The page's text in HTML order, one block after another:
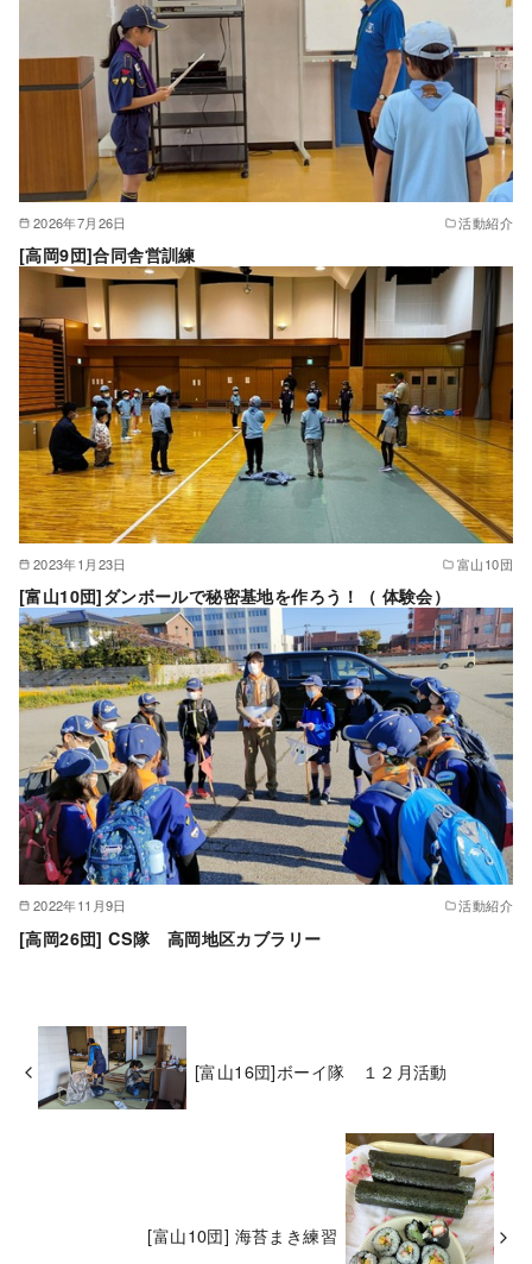
2026年7月26日 活動紹介
[高岡9団]合同舎営訓練
2023年1月23日 富山10団
[富山10団]ダンボールで秘密基地を作ろう！（ 体験会）
2022年11月9日 活動紹介
[高岡26団] CS隊 高岡地区カブラリー
[富山16団]ボーイ隊 １２月活動
[富山10団] 海苔まき練習